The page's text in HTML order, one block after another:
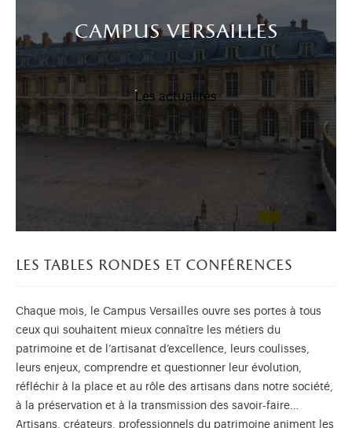
campus versailles
Les actualités
les tables rondes et conférences
Chaque mois, le Campus Versailles ouvre ses portes à tous
ceux qui souhaitent mieux connaître les métiers du
patrimoine et de l’artisanat d’excellence, leurs coulisses,
leurs enjeux, comprendre et questionner leur évolution,
réfléchir à la place et au rôle des artisans dans notre société,
à la préservation et à la transmission des savoir-faire…
Artisans, créateurs, professionnels du patrimoine animent les